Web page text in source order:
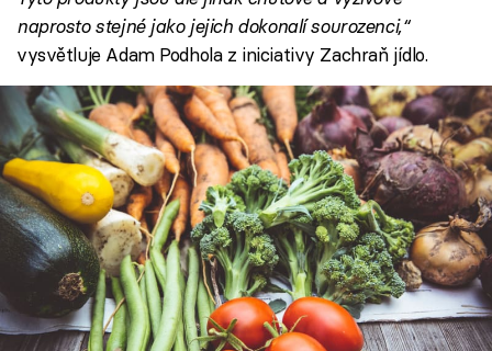
naprosto stejné jako jejich dokonalí sourozenci,“
vysvětluje Adam Podhola z iniciativy Zachraň jídlo.